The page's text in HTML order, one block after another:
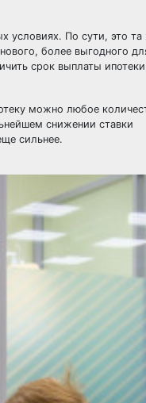
условиях. По сути, это
более выгодного
срок выплаты
можно любое
снижении ставки
сильнее.